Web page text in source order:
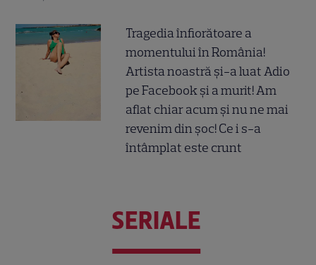
Tragedia înfiorătoare a
momentului în România!
Artista noastră și-a luat Adio
pe Facebook și a murit! Am
aflat chiar acum și nu ne mai
revenim din șoc! Ce i s-a
întâmplat este crunt
SERIALE